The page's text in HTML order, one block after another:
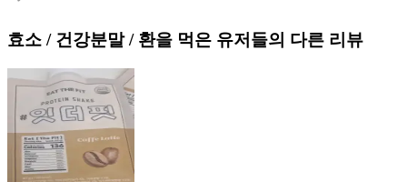
효소 / 건강분말 / 환을 먹은 유저들의 다른 리뷰